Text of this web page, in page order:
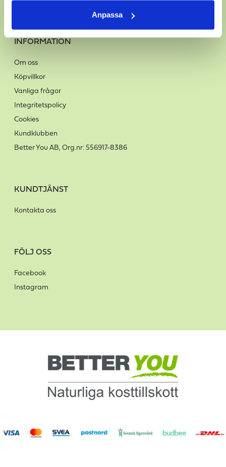
Anpassa
INFORMATION
Om oss
Köpvillkor
Vanliga frågor
Integritetspolicy
Cookies
Kundklubben
Better You AB, Org.nr: 556917-8386
KUNDTJÄNST
Kontakta oss
FÖLJ OSS
Facebook
Instagram